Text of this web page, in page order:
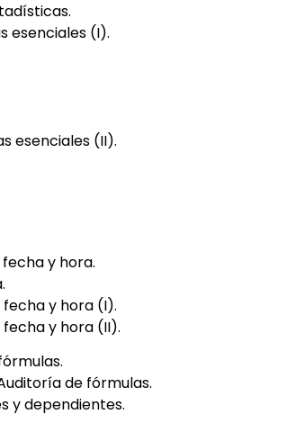
esenciales (I).
esenciales (II).
fecha y hora.
fecha y hora (I).
fecha y hora (II).
de fórmulas.
y dependientes.